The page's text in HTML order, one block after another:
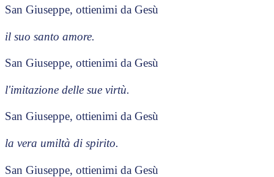
San Giuseppe, ottienimi da Gesù
il suo santo amore.
San Giuseppe, ottienimi da Gesù
l'imitazione delle sue virtù.
San Giuseppe, ottienimi da Gesù
la vera umiltà di spirito.
San Giuseppe, ottienimi da Gesù